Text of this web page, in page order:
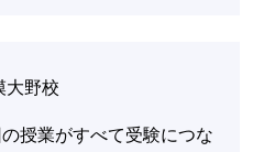
大野校
授業がすべて受験につな